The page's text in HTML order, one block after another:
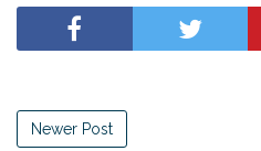
Newer Post